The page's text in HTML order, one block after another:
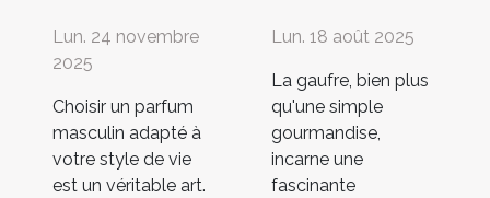
Lun. 24 novembre
2025
Choisir un parfum
masculin adapté à
votre style de vie
est un véritable art.
Lun. 18 août 2025
La gaufre, bien plus
qu'une simple
gourmandise,
incarne une
fascinante